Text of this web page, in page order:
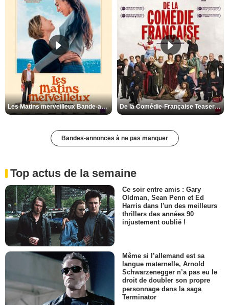
Les Matins merveilleux Bande-annonce VF De la Comédie-Française Teaser VF
Bandes-annonces à ne pas manquer
Top actus de la semaine
Ce soir entre amis : Gary
Oldman, Sean Penn et Ed
Harris dans l'un des meilleurs
thrillers des années 90
injustement oublié !
Même si l’allemand est sa
langue maternelle, Arnold
Schwarzenegger n’a pas eu le
droit de doubler son propre
personnage dans la saga
Terminator